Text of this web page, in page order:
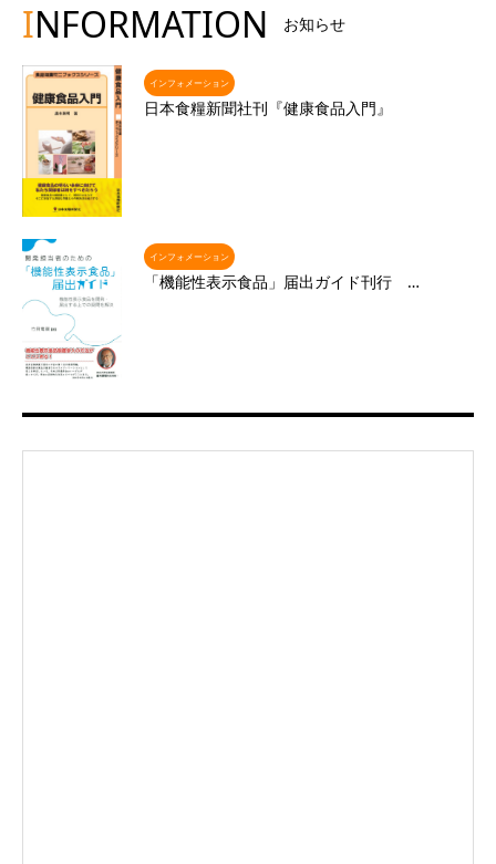
INFORMATION お知らせ
インフォメーション
日本食糧新聞社刊『健康食品入門』
インフォメーション
「機能性表示食品」届出ガイド刊行 …